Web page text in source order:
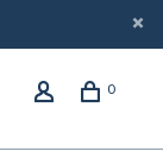
0